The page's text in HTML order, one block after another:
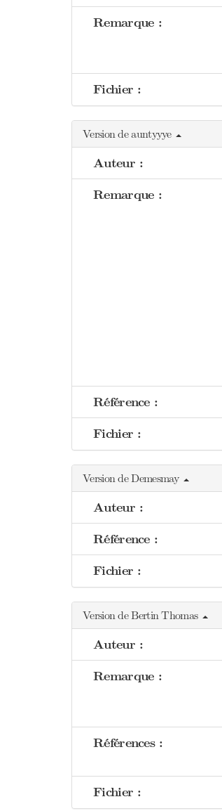
Remarque :
Fichier :
Version de auntyyye
Auteur :
Remarque :
Référence :
Fichier :
Version de Demesmay
Auteur :
Référence :
Fichier :
Version de Bertin Thomas
Auteur :
Remarque :
Références :
Fichier :